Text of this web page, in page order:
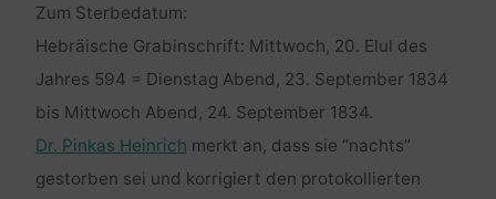
Zum Sterbedatum:
Hebräische Grabinschrift: Mittwoch, 20. Elul des
Jahres 594 = Dienstag Abend, 23. September 1834
bis Mittwoch Abend, 24. September 1834.
Dr. Pinkas Heinrich merkt an, dass sie “nachts”
gestorben sei und korrigiert den protokollierten